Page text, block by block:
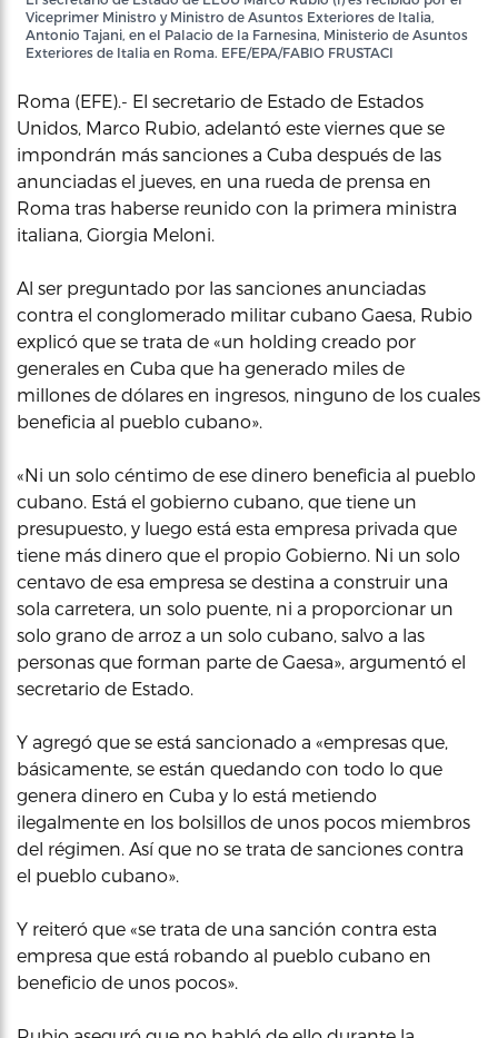
Viceprimer Ministro y Ministro de Asuntos Exteriores de Italia,
Antonio Tajani, en el Palacio de la Farnesina, Ministerio de Asuntos
Exteriores de Italia en Roma. EFE/EPA/FABIO FRUSTACI
Roma (EFE).- El secretario de Estado de Estados
Unidos, Marco Rubio, adelantó este viernes que se
impondrán más sanciones a Cuba después de las
anunciadas el jueves, en una rueda de prensa en
Roma tras haberse reunido con la primera ministra
italiana, Giorgia Meloni.
Al ser preguntado por las sanciones anunciadas
contra el conglomerado militar cubano Gaesa, Rubio
explicó que se trata de «un holding creado por
generales en Cuba que ha generado miles de
millones de dólares en ingresos, ninguno de los cuales
beneficia al pueblo cubano».
«Ni un solo céntimo de ese dinero beneficia al pueblo
cubano. Está el gobierno cubano, que tiene un
presupuesto, y luego está esta empresa privada que
tiene más dinero que el propio Gobierno. Ni un solo
centavo de esa empresa se destina a construir una
sola carretera, un solo puente, ni a proporcionar un
solo grano de arroz a un solo cubano, salvo a las
personas que forman parte de Gaesa», argumentó el
secretario de Estado.
Y agregó que se está sancionado a «empresas que,
básicamente, se están quedando con todo lo que
genera dinero en Cuba y lo está metiendo
ilegalmente en los bolsillos de unos pocos miembros
del régimen. Así que no se trata de sanciones contra
el pueblo cubano».
Y reiteró que «se trata de una sanción contra esta
empresa que está robando al pueblo cubano en
beneficio de unos pocos».